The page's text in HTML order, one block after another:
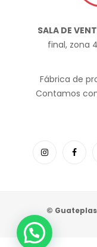
SALA DE
final, zona
Fábrica de
Contamos
©